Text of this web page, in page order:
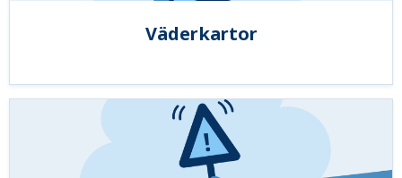
Väderkartor